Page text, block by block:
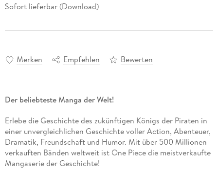
Sofort lieferbar (Download)
Merken Empfehlen Bewerten
Der beliebteste Manga der Welt!
Erlebe die Geschichte des zukünftigen Königs der Piraten in
einer unvergleichlichen Geschichte voller Action, Abenteuer,
Dramatik, Freundschaft und Humor. Mit über 500 Millionen
verkauften Bänden weltweit ist One Piece die meistverkaufte
Mangaserie der Geschichte!